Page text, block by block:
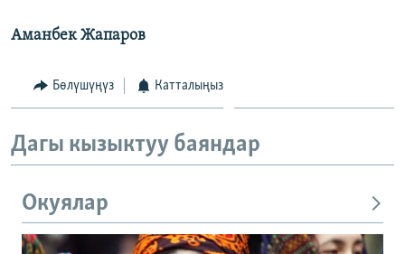
Аманбек Жапаров
Бөлүшүңүз Катталыңыз
Дагы кызыктуу баяндар
Окуялар